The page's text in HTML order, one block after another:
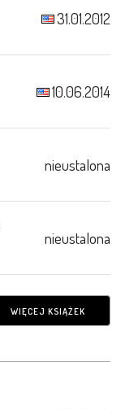
31.01.2012
10.06.2014
nieustalona
nieustalona
WIĘCEJ KSIĄŻEK